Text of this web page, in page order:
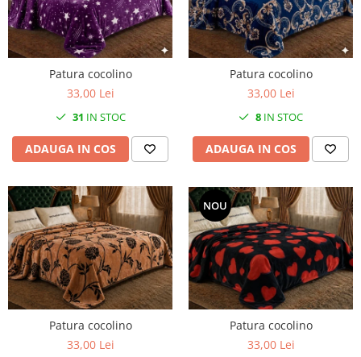
Patura cocolino
33,00 Lei
31 IN STOC
ADAUGA IN COS
Patura cocolino
33,00 Lei
8 IN STOC
ADAUGA IN COS
Patura cocolino
33,00 Lei
NOU
Patura cocolino
33,00 Lei